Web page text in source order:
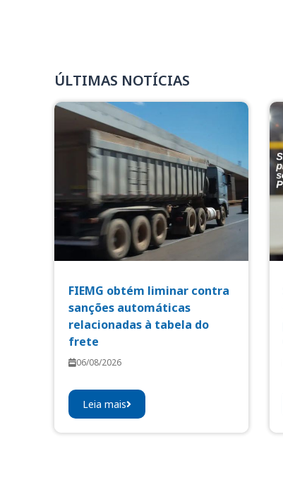
ÚLTIMAS NOTÍCIAS
FIEMG obtém liminar contra
sanções automáticas
relacionadas à tabela do
frete
06/08/2026
Leia mais